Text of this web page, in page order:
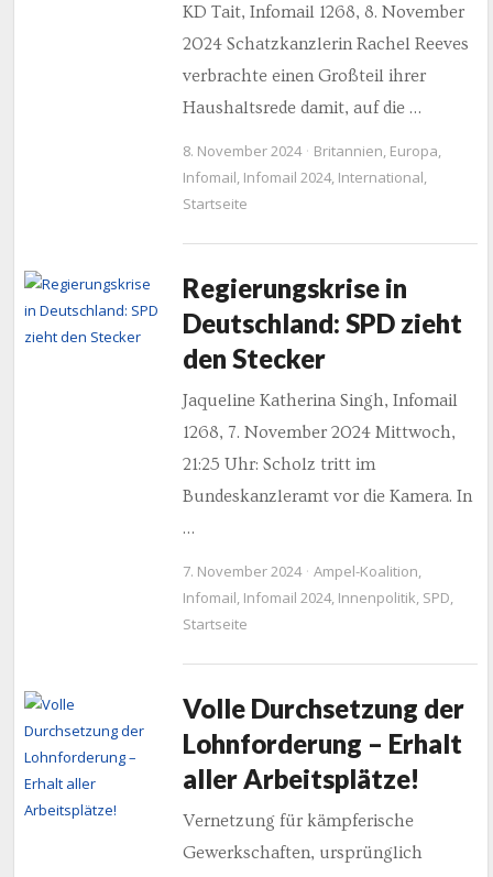
KD Tait, Infomail 1268, 8. November
2024 Schatzkanzlerin Rachel Reeves
verbrachte einen Großteil ihrer
Haushaltsrede damit, auf die …
8. November 2024 Britannien, Europa,
Infomail, Infomail 2024, International,
Startseite
Regierungskrise in
Deutschland: SPD zieht
den Stecker
Jaqueline Katherina Singh, Infomail
1268, 7. November 2024 Mittwoch,
21:25 Uhr: Scholz tritt im
Bundeskanzleramt vor die Kamera. In
…
7. November 2024 Ampel-Koalition,
Infomail, Infomail 2024, Innenpolitik, SPD,
Startseite
Volle Durchsetzung der
Lohnforderung – Erhalt
aller Arbeitsplätze!
Vernetzung für kämpferische
Gewerkschaften, ursprünglich